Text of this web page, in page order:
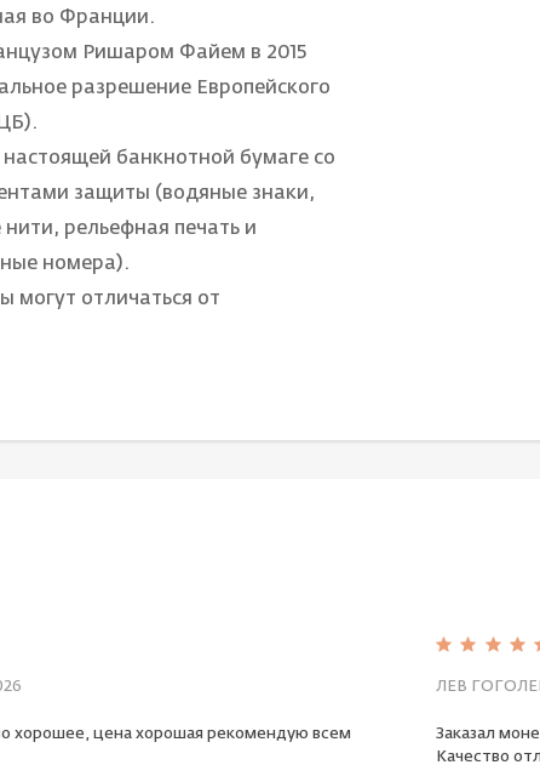
во Франции.
Ришаром Файем в 2015
разрешение Европейского
банкнотной бумаге со
защиты (водяные знаки,
рельефная печать и
номера).
могут отличаться от
хорошее, цена хорошая рекомендую всем
ЛЕВ
Заказал
Качество